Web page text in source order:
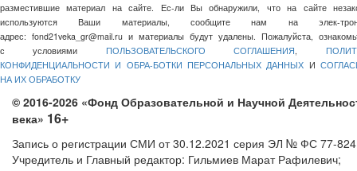
разместившие материал на сайте. Ес-ли Вы обнаружили, что на сайте
используются Ваши материалы, сообщите нам на элек-
адрес: fond21veka_gr@mail.ru и материалы будут удалены. Пожалуйста,
с условиями ПОЛЬЗОВАТЕЛЬСКОГО СОГЛАШЕНИЯ,
КОНФИДЕНЦИАЛЬНОСТИ И ОБРА-БОТКИ ПЕРСОНАЛЬНЫХ ДАННЫХ И
НА ИХ ОБРАБОТКУ
© 2016-2026 «Фонд Образовательной и Научной
века» 16+
Запись о регистрации СМИ от 30.12.2021 серия ЭЛ № ФС 77-
Учредитель и Главный редактор: Гильмиев Марат Рафилевич;